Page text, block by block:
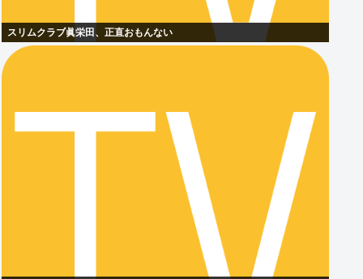
スリムクラブ眞栄田、正直おもんない